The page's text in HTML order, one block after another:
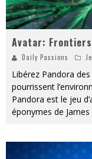
Avatar:
Daily Passions
Libérez Pandora
pourrissent
Pandora est le jeu
éponymes de